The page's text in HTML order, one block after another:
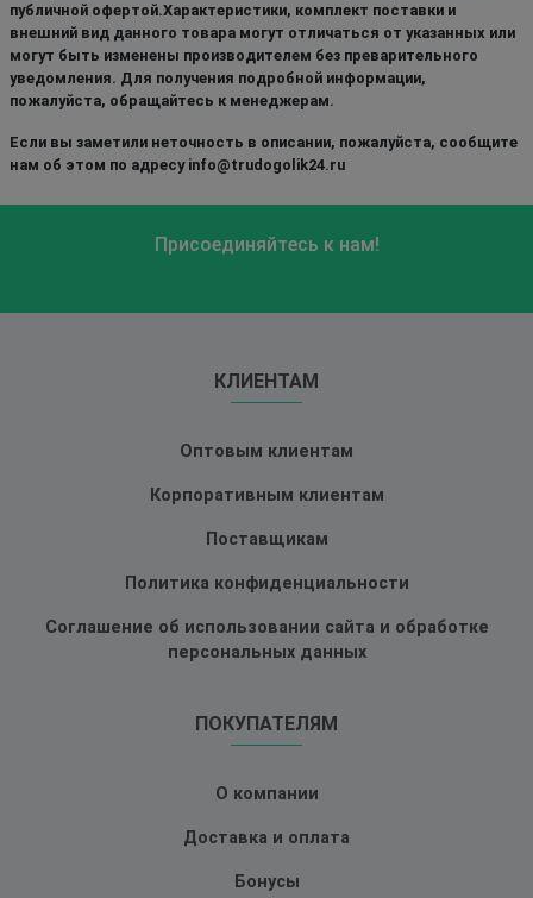
публичной офертой.Характеристики, комплект поставки и
внешний вид данного товара могут отличаться от указанных или
могут быть изменены производителем без преварительного
уведомления. Для получения подробной информации,
пожалуйста, обращайтесь к менеджерам.
Если вы заметили неточность в описании, пожалуйста, сообщите
нам об этом по адресу info@trudogolik24.ru
Присоединяйтесь к нам!
КЛИЕНТАМ
Оптовым клиентам
Корпоративным клиентам
Поставщикам
Политика конфиденциальности
Соглашение об использовании сайта и обработке
персональных данных
ПОКУПАТЕЛЯМ
О компании
Доставка и оплата
Бонусы